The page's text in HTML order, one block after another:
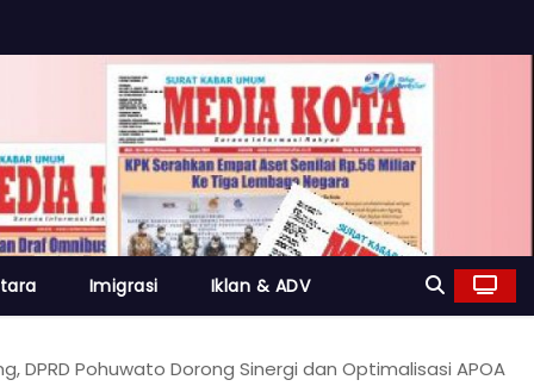
Imigrasi Iklan & ADV
DPRD Pohuwato Dorong Sinergi dan Optimalisasi APOA